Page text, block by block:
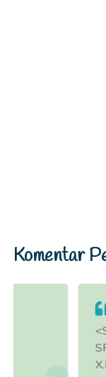
Komentar
<SCRIPT
X.MY.ID/